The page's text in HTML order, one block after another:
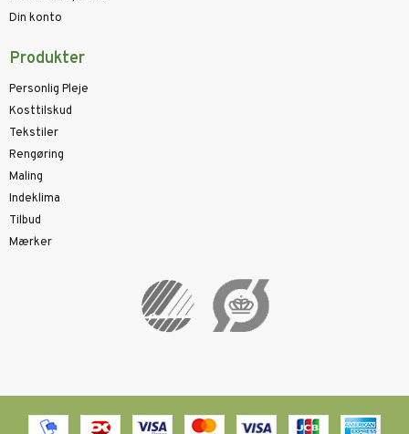
Din konto
Produkter
Personlig Pleje
Kosttilskud
Tekstiler
Rengøring
Maling
Indeklima
Tilbud
Mærker